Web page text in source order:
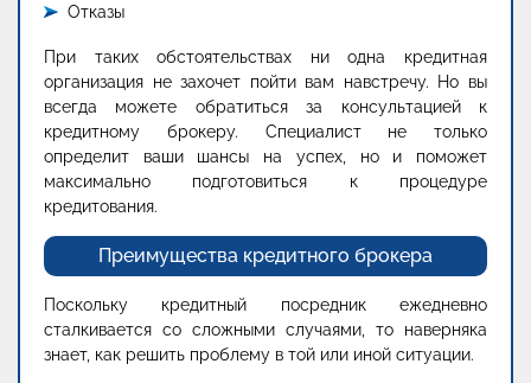
Отказы
При таких обстоятельствах ни одна кредитная
организация не захочет пойти вам навстречу. Но вы
всегда можете обратиться за консультацией к
кредитному брокеру. Специалист не только
определит ваши шансы на успех, но и поможет
максимально подготовиться к процедуре
кредитования.
Преимущества кредитного брокера
Поскольку кредитный посредник ежедневно
сталкивается со сложными случаями, то наверняка
знает, как решить проблему в той или иной ситуации.